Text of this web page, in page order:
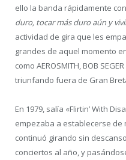
ello la banda rápidamente
duro, tocar más duro aún y
actividad de gira que les
grandes de aquel momento
como AEROSMITH, BOB
triunfando fuera de Gran
En 1979, salía «Flirtin’ With
empezaba a establecerse de
continuó girando sin
conciertos al año, y